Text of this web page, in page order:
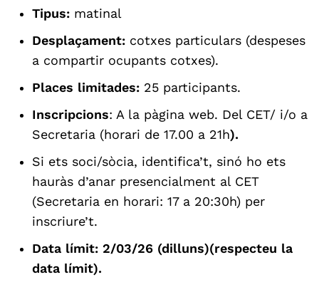
Tipus: matinal
Desplaçament: cotxes particulars (despeses
a compartir ocupants cotxes).
Places limitades: 25 participants.
Inscripcions: A la pàgina web. Del CET/ i/o a
Secretaria (horari de 17.00 a 21h).
Si ets soci/sòcia, identifica’t, sinó ho ets
hauràs d’anar presencialment al CET
(Secretaria en horari: 17 a 20:30h) per
inscriure’t.
Data límit: 2/03/26 (dilluns)(respecteu la
data límit).